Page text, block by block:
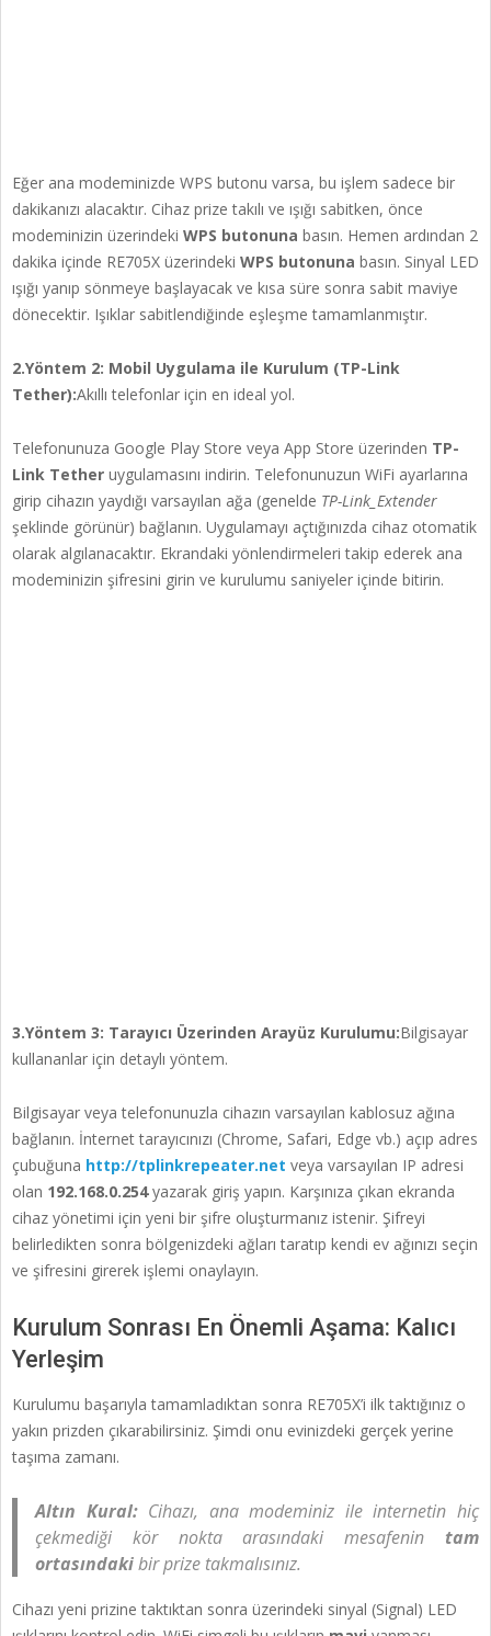
Eğer ana modeminizde WPS butonu varsa, bu işlem sadece bir
dakikanızı alacaktır. Cihaz prize takılı ve ışığı sabitken, önce
modeminizin üzerindeki WPS butonuna basın. Hemen ardından 2
dakika içinde RE705X üzerindeki WPS butonuna basın. Sinyal LED
ışığı yanıp sönmeye başlayacak ve kısa süre sonra sabit maviye
dönecektir. Işıklar sabitlendiğinde eşleşme tamamlanmıştır.
2.Yöntem 2: Mobil Uygulama ile Kurulum (TP-Link
Tether):Akıllı telefonlar için en ideal yol.
Telefonunuza Google Play Store veya App Store üzerinden TP-
Link Tether uygulamasını indirin. Telefonunuzun WiFi ayarlarına
girip cihazın yaydığı varsayılan ağa (genelde TP-Link_Extender
şeklinde görünür) bağlanın. Uygulamayı açtığınızda cihaz otomatik
olarak algılanacaktır. Ekrandaki yönlendirmeleri takip ederek ana
modeminizin şifresini girin ve kurulumu saniyeler içinde bitirin.
3.Yöntem 3: Tarayıcı Üzerinden Arayüz Kurulumu:Bilgisayar
kullananlar için detaylı yöntem.
Bilgisayar veya telefonunuzla cihazın varsayılan kablosuz ağına
bağlanın. İnternet tarayıcınızı (Chrome, Safari, Edge vb.) açıp adres
çubuğuna http://tplinkrepeater.net veya varsayılan IP adresi
olan 192.168.0.254yazarak giriş yapın. Karşınıza çıkan ekranda
cihaz yönetimi için yeni bir şifre oluşturmanız istenir. Şifreyi
belirledikten sonra bölgenizdeki ağları taratıp kendi ev ağınızı seçin
ve şifresini girerek işlemi onaylayın.
Kurulum Sonrası En Önemli Aşama: Kalıcı
Yerleşim
Kurulumu başarıyla tamamladıktan sonra RE705X’i ilk taktığınız o
yakın prizden çıkarabilirsiniz. Şimdi onu evinizdeki gerçek yerine
taşıma zamanı.
Altın Kural:Cihazı, ana modeminiz ile internetin hiç
çekmediği kör nokta arasındaki mesafenin tam
ortasındakibir prize takmalısınız.
Cihazı yeni prizine taktıktan sonra üzerindeki sinyal (Signal) LED